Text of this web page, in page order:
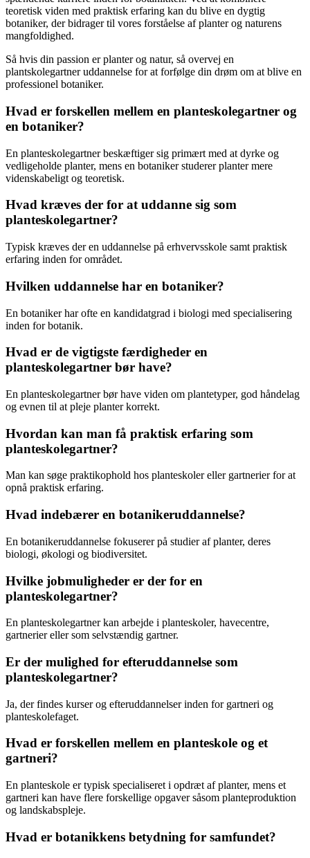
teoretisk viden med praktisk erfaring kan du blive en dygtig
botaniker, der bidrager til vores forståelse af planter og naturens
mangfoldighed.
Så hvis din passion er planter og natur, så overvej en
plantskolegartner uddannelse for at forfølge din drøm om at blive en
professionel botaniker.
Hvad er forskellen mellem en planteskolegartner og
en botaniker?
En planteskolegartner beskæftiger sig primært med at dyrke og
vedligeholde planter, mens en botaniker studerer planter mere
videnskabeligt og teoretisk.
Hvad kræves der for at uddanne sig som
planteskolegartner?
Typisk kræves der en uddannelse på erhvervsskole samt praktisk
erfaring inden for området.
Hvilken uddannelse har en botaniker?
En botaniker har ofte en kandidatgrad i biologi med specialisering
inden for botanik.
Hvad er de vigtigste færdigheder en
planteskolegartner bør have?
En planteskolegartner bør have viden om plantetyper, god håndelag
og evnen til at pleje planter korrekt.
Hvordan kan man få praktisk erfaring som
planteskolegartner?
Man kan søge praktikophold hos planteskoler eller gartnerier for at
opnå praktisk erfaring.
Hvad indebærer en botanikeruddannelse?
En botanikeruddannelse fokuserer på studier af planter, deres
biologi, økologi og biodiversitet.
Hvilke jobmuligheder er der for en
planteskolegartner?
En planteskolegartner kan arbejde i planteskoler, havecentre,
gartnerier eller som selvstændig gartner.
Er der mulighed for efteruddannelse som
planteskolegartner?
Ja, der findes kurser og efteruddannelser inden for gartneri og
planteskolefaget.
Hvad er forskellen mellem en planteskole og et
gartneri?
En planteskole er typisk specialiseret i opdræt af planter, mens et
gartneri kan have flere forskellige opgaver såsom planteproduktion
og landskabspleje.
Hvad er botanikkens betydning for samfundet?